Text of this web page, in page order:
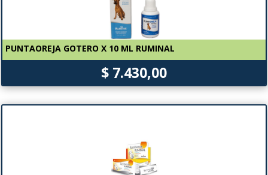
PUNTAOREJA GOTERO X 10 ML RUMINAL
$ 7.430,00